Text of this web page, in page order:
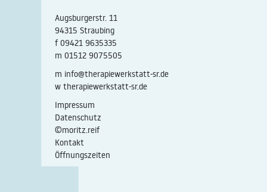
Augsburgerstr. 11
94315 Straubing
f 09421 9635335
m 01512 9075505
m info@therapiewerkstatt-sr.de
w therapiewerkstatt-sr.de
Impressum
Datenschutz
©moritz.reif
Kontakt
Öffnungszeiten